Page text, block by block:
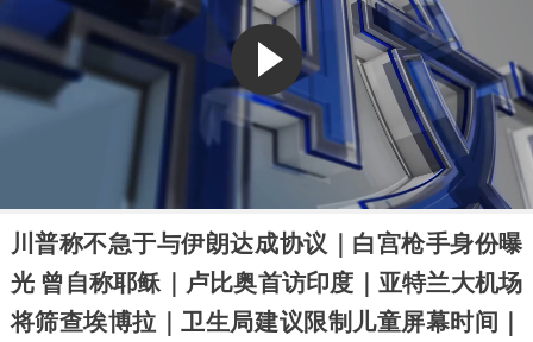
川普称不急于与伊朗达成协议｜白宫枪手身份曝
光 曾自称耶稣｜卢比奥首访印度｜亚特兰大机场
将筛查埃博拉｜卫生局建议限制儿童屏幕时间｜